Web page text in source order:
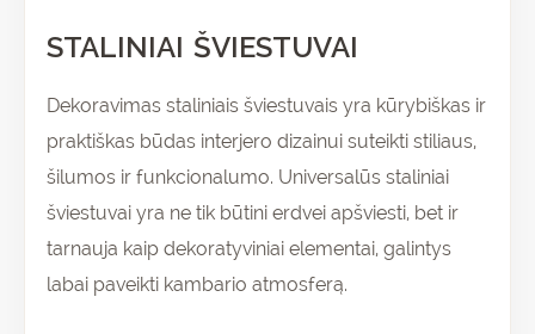
STALINIAI ŠVIESTUVAI
Dekoravimas staliniais šviestuvais yra kūrybiškas ir
praktiškas būdas interjero dizainui suteikti stiliaus,
šilumos ir funkcionalumo. Universalūs staliniai
šviestuvai yra ne tik būtini erdvei apšviesti, bet ir
tarnauja kaip dekoratyviniai elementai, galintys
labai paveikti kambario atmosferą.